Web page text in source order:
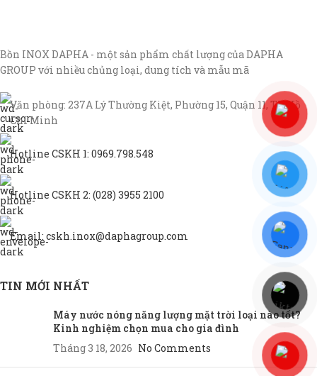
Bồn INOX DAPHA - một sản phẩm chất lượng của DAPHA
GROUP với nhiều chủng loại, dung tích và mẫu mã
Văn phòng: 237A Lý Thường Kiệt, Phường 15, Quận 11, TP Hồ
Chí Minh
Hotline CSKH 1: 0969.798.548
Hotline CSKH 2: (028) 3955 2100
Email: cskh.inox@daphagroup.com
TIN MỚI NHẤT
Máy nước nóng năng lượng mặt trời loại nào tốt?
Kinh nghiệm chọn mua cho gia đình
Tháng 3 18, 2026 No Comments